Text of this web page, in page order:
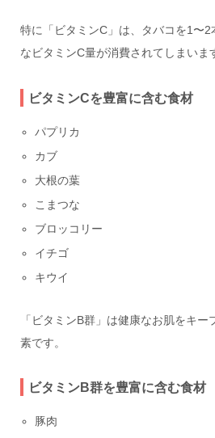
特に「ビタミンC」は、タバコを1〜
なビタミンC量が消費されてしまいま
ビタミンCを豊富に含む食材
パプリカ
カブ
大根の葉
こまつな
ブロッコリー
イチゴ
キウイ
「ビタミンB群」は健康なお肌をキ
素です。
ビタミンB群を豊富に含む食材
豚肉